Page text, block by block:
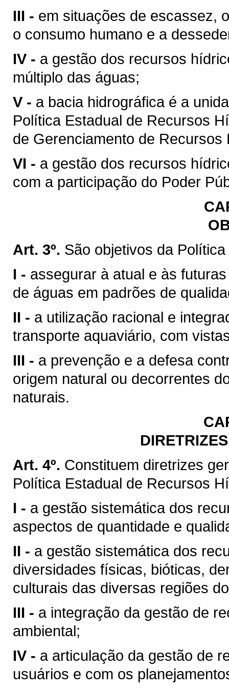
III - em situações de escassez,
o consumo humano e a
IV - a gestão dos recursos
múltiplo das águas;
V - a bacia hidrográfica é a
Política Estadual de Recursos
de Gerenciamento de Recursos
VI - a gestão dos recursos
com a participação do Poder
Art. 3º. São objetivos da
I - assegurar à atual e às
de águas em padrões de
II - a utilização racional e
transporte aquaviário, com
III - a prevenção e a defesa
origem natural ou decorrentes
naturais.
Art. 4º. Constituem diretrizes
Política Estadual de Recursos
I - a gestão sistemática dos
aspectos de quantidade e
II - a gestão sistemática dos
diversidades físicas, bióticas,
culturais das diversas regiões
III - a integração da gestão de
ambiental;
IV - a articulação da gestão de
usuários e com os